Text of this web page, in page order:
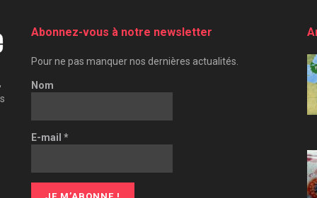
Abonnez-vous à notre newsletter
Pour ne pas manquer nos dernières actualités.
Nom
E-mail *